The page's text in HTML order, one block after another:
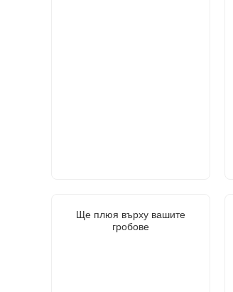
Ще плюя върху вашите
гробове